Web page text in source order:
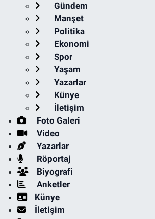
Gündem
Manşet
Politika
Ekonomi
Spor
Yaşam
Yazarlar
Künye
İletişim
Foto Galeri
Video
Yazarlar
Röportaj
Biyografi
Anketler
Künye
İletişim